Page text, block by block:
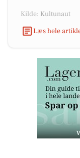
Kilde: Kultunaut
Læs hele